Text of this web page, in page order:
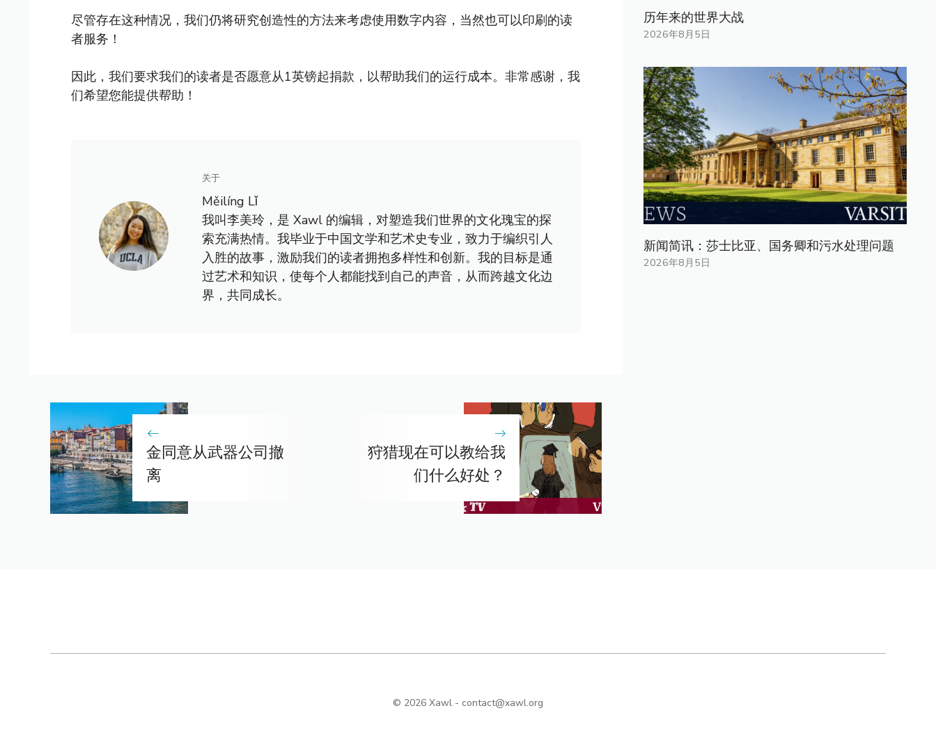
尽管存在这种情况，我们仍将研究创造性的方法来考虑使用数字内容，当然也可以印刷的读
者服务！
因此，我们要求我们的读者是否愿意从1英镑起捐款，以帮助我们的运行成本。非常感谢，我
们希望您能提供帮助！
关于
Měilíng Lǐ
我叫李美玲，是 Xawl 的编辑，对塑造我们世界的文化瑰宝的探
索充满热情。我毕业于中国文学和艺术史专业，致力于编织引人
入胜的故事，激励我们的读者拥抱多样性和创新。我的目标是通
过艺术和知识，使每个人都能找到自己的声音，从而跨越文化边
界，共同成长。
金同意从武器公司撤
离
狩猎现在可以教给我
们什么好处？
历年来的世界大战
2026年8月5日
新闻简讯：莎士比亚、国务卿和污水处理问题
2026年8月5日
© 2026 Xawl - contact@xawl.org